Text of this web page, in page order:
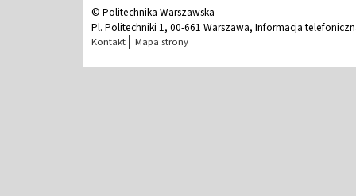
© Politechnika Warszawska
Pl. Politechniki 1, 00-661 Warszawa, Informacja
Kontakt Mapa strony